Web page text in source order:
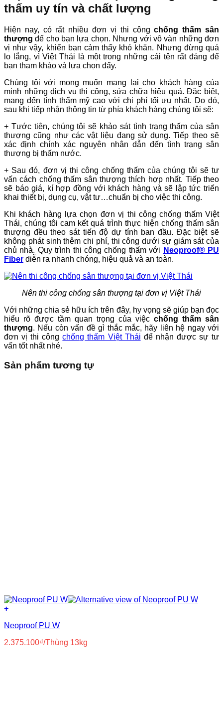
thấm uy tín và chất lượng
Hiện nay, có rất nhiều đơn vị thi côngchống thấm sân
thượng để cho bạn lựa chọn. Nhưng với vô vàn những đơn
vị như vậy, khiến bạn cảm thấy khó khăn. Nhưng đừng quá
lo lắng, vì Việt Thái là một trong những cái tên rất đáng để
bạn tham khảo và lựa chọn đấy.
Chúng tôi với mong muốn mang lại cho khách hàng của
minh những dịch vụ thi công, sửa chữa hiệu quả. Đặc biệt,
mang đến tính thẩm mỹ cao với chi phí tối ưu nhất. Do đó,
sau khi tiếp nhận thông tin từ phía khách hàng chúng tôi sẽ:
+ Tước tiên, chúng tôi sẽ khảo sát tình trạng thấm của sân
thượng cũng như các vật liệu đang sử dụng. Tiếp theo sẽ
xác định chính xác nguyên nhân dẫn đến tình trạng sân
thượng bị thấm nước.
+ Sau đó, đơn vị thi công chống thấm của chúng tôi sẽ tư
vấn cách chống thấm sân thượng thích hợp nhất. Tiếp theo
sẽ báo giá, kí hợp đồng với khách hàng và sẽ lập tức triển
khai thiết bị, dụng cụ, vật tư…chuẩn bị cho việc thi công.
Khi khách hàng lựa chọn đơn vị thi công chống thấm Việt
Thái, chúng tôi cam kết quá trình thực hiện chống thấm sân
thượng đều theo sát tiến độ dự tính ban đầu. Đặc biệt sẽ
không phát sinh thêm chi phí, thi công dưới sự giám sát của
chủ nhà. Quy trình thi công chống thấm với Neoproof® PU
Fiber diễn ra nhanh chóng, hiệu quả và an toàn.
Nên thi công chống sân thượng tại đơn vị Việt Thái
Với những chia sẻ hữu ích trên đây, hy vọng sẽ giúp bạn đọc
hiểu rõ được tầm quan trọng của việc chống thấm sân
thượng. Nếu còn vấn đề gì thắc mắc, hãy liên hệ ngay với
đơn vị thi côngchống thấm Việt Thái để nhận được sự tư
vấn tốt nhất nhé.
Sản phẩm tương tự
+
Neoproof PU W
2.375.100₫/Thùng 13kg